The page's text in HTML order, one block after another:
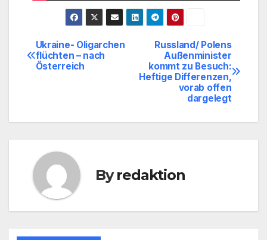
Beitragsnavigation
Russland/ Polens
Außenminister
kommt zu Besuch:
Heftige Differenzen,
vorab offen
dargelegt
Ukraine- Oligarchen
flüchten – nach
Österreich
Byredaktion